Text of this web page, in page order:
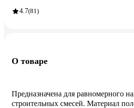
4.7(81)
О товаре
Предназначена для равномерного
строительных смесей. Материал